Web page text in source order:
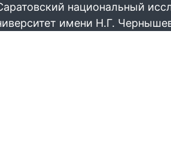
национальный
имени Н.Г.